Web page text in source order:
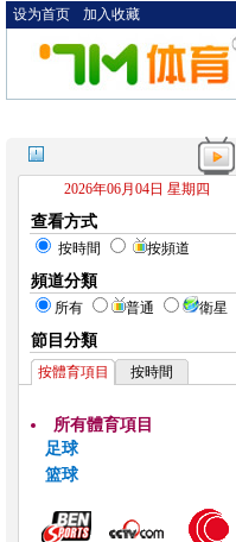
设为首页 加入收藏
2026年06月04日 星期四
查看方式
按時間 按頻道
頻道分類
所有 普通 衛星
節目分類
按體育項目 按時間
所有體育項目
足球
篮球